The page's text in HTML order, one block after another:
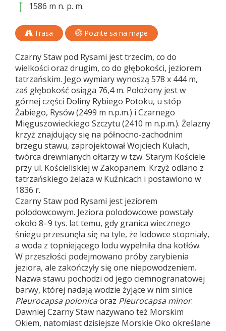
1586 m n. p. m.
Trasa Pozrite sa na mape
Czarny Staw pod Rysami jest trzecim, co do
wielkości oraz drugim, co do głębokości, jeziorem
tatrzańskim. Jego wymiary wynoszą 578 x 444 m,
zaś głębokość osiąga 76,4 m. Położony jest w
górnej części Doliny Rybiego Potoku, u stóp
Żabiego, Rysów (2499 m n.p.m.) i Czarnego
Mięguszowieckiego Szczytu (2410 m n.p.m.). Żelazny
krzyż znajdujący się na północno-zachodnim
brzegu stawu, zaprojektował Wojciech Kułach,
twórca drewnianych ołtarzy w tzw. Starym Kościele
przy ul. Kościeliskiej w Zakopanem. Krzyż odlano z
tatrzańskiego żelaza w Kuźnicach i postawiono w
1836 r.
Czarny Staw pod Rysami jest jeziorem
polodowcowym. Jeziora polodowcowe powstały
około 8–9 tys. lat temu, gdy granica wiecznego
śniegu przesunęła się na tyle, że lodowce stopniały,
a woda z topniejącego lodu wypełniła dna kotłów.
W przeszłości podejmowano próby zarybienia
jeziora, ale zakończyły się one niepowodzeniem.
Nazwa stawu pochodzi od jego ciemnogranatowej
barwy, której nadają wodzie żyjące w nim sinice
Pleurocapsa polonicaoraz Pleurocapsa minor.
Dawniej Czarny Staw nazywano też Morskim
Okiem, natomiast dzisiejsze Morskie Oko określane